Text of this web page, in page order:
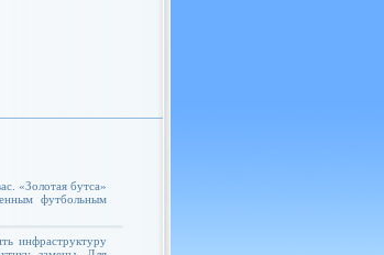
«Золотая бутса»
футбольным
инфраструктуру